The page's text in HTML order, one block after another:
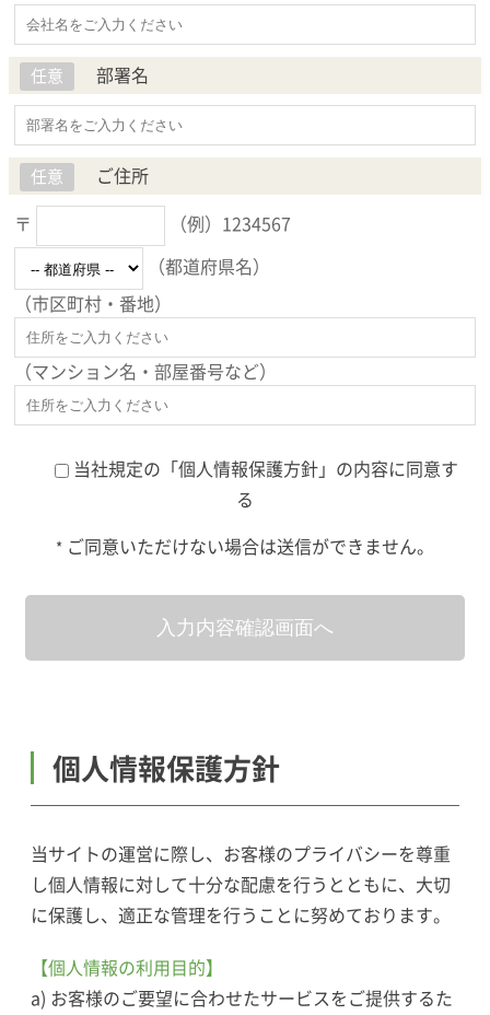
任意 部署名
任意 ご住所
〒 （例）1234567
（都道府県名）
（市区町村・番地）
（マンション名・部屋番号など）
当社規定の「 個人情報保護方針」の内容に同意す
る
* ご同意いただけない場合は送信ができません。
個人情報保護方針
当サイトの運営に際し、お客様のプライバシーを尊重
し個人情報に対して十分な配慮を行うとともに、大切
に保護し、適正な管理を行うことに努めております。
【個人情報の利用目的】
a) お客様のご要望に合わせたサービスをご提供するた